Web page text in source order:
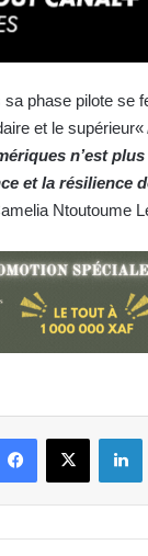
phase pilote se
et le supérieur«
n’est
et la résilience
Ntoutoume
FacebookX